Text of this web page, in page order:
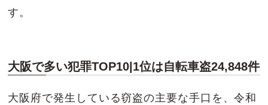
す。
大阪で多い犯罪TOP10|1位は自転車盗24,848件
大阪府で発生している窃盗の主要な手口を、令和